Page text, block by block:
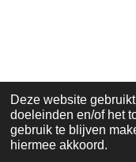
Deze website
doeleinden en/of het
gebruik te blijven
hiermee akkoord.